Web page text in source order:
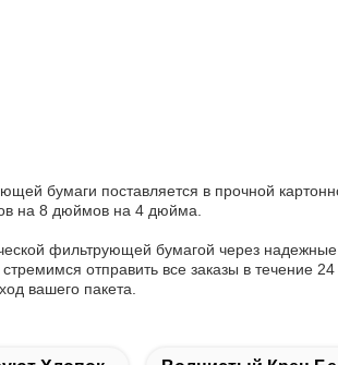
бумаги поставляется в прочной
на 8 дюймов на 4 дюйма.
фильтрующей бумагой через
отправить все заказы в течение
вашего пакета.